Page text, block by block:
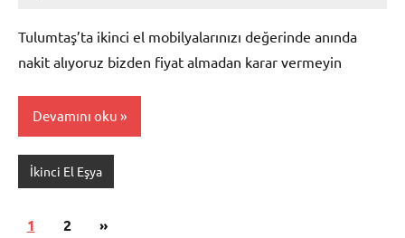
Tulumtaş’ta ikinci el mobilyalarınızı değerinde anında
nakit alıyoruz bizden fiyat almadan karar vermeyin
Devamını oku
İkinci El Eşya
Yazı
1 2
Sonraki
»